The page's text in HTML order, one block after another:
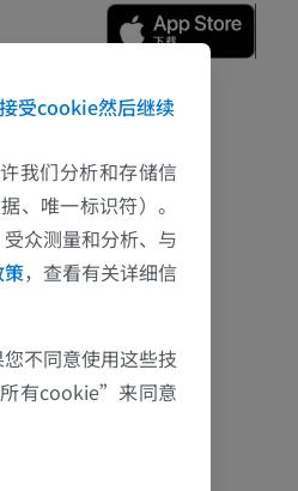
受cookie然后继续
我们分析和存储信
、唯一标识符）。
众测量和分析、与
，查看有关详细信
不同意使用这些技
有cookie”来同意